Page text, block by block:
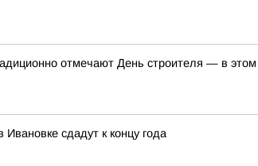
отмечают День строителя — в
сдадут к концу года